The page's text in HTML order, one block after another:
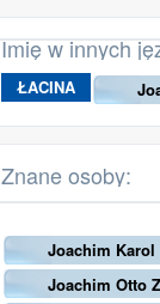
Imię w innych
ŁACINA
Znane osoby:
Joachim Karol
Joachim Otto